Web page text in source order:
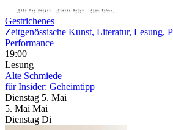
Gestrichenes
Zeitgenössische Kunst, Literatur, Lesung,
Performance
19:00
Lesung
Alte Schmiede
für Insider: Geheimtipp
Dienstag 5. Mai
5. Mai Mai
Dienstag Di